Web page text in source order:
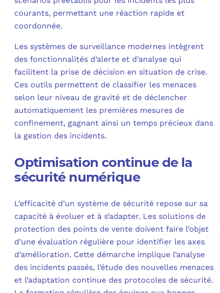
courants, permettant une réaction rapide et
coordonnée.
Les systèmes de surveillance modernes intègrent
des fonctionnalités d’alerte et d’analyse qui
facilitent la prise de décision en situation de crise.
Ces outils permettent de classifier les menaces
selon leur niveau de gravité et de déclencher
automatiquement les premières mesures de
confinement, gagnant ainsi un temps précieux dans
la gestion des incidents.
Optimisation continue de la
sécurité numérique
L’efficacité d’un système de sécurité repose sur sa
capacité à évoluer et à s’adapter. Les solutions de
protection des points de vente doivent faire l’objet
d’une évaluation régulière pour identifier les axes
d’amélioration. Cette démarche implique l’analyse
des incidents passés, l’étude des nouvelles menaces
et l’adaptation continue des protocoles de sécurité.